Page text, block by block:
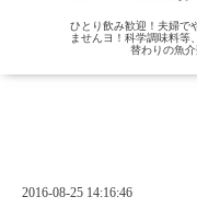
ひとり飲み歓迎！夫婦で
ませんヨ！科学調味料等
替わりの魚
2016-08-25 14:16:46